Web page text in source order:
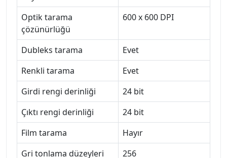
Optik tarama
çözünürlüğü
600 x 600 DPI
Dubleks tarama
Evet
Renkli tarama
Evet
Girdi rengi derinliği
24 bit
Çıktı rengi derinliği
24 bit
Film tarama
Hayır
Gri tonlama düzeyleri
256